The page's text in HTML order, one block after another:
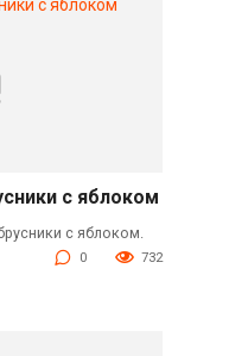
с яблоком
с яблоком.
0 732